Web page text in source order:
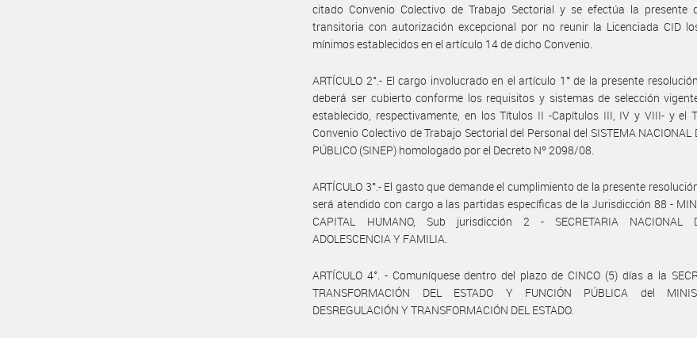
citado Convenio Colectivo de Trabajo Sectorial y se efectúa la presente
transitoria con autorización excepcional por no reunir la Licenciada CID
mínimos establecidos en el artículo 14 de dicho Convenio.
ARTÍCULO 2°.- El cargo involucrado en el artículo 1° de la presente
deberá ser cubierto conforme los requisitos y sistemas de selección
establecido, respectivamente, en los Títulos II -Capítulos III, IV y VIII- y el
Convenio Colectivo de Trabajo Sectorial del Personal del SISTEMA NACIONAL
PÚBLICO (SINEP) homologado por el Decreto Nº 2098/08.
ARTÍCULO 3°.- El gasto que demande el cumplimiento de la presente
será atendido con cargo a las partidas específicas de la Jurisdicción 88 -
CAPITAL HUMANO, Sub jurisdicción 2 - SECRETARIA NACIONAL
ADOLESCENCIA Y FAMILIA.
ARTÍCULO 4°. - Comuníquese dentro del plazo de CINCO (5) días a la
TRANSFORMACIÓN DEL ESTADO Y FUNCIÓN PÚBLICA del
DESREGULACIÓN Y TRANSFORMACIÓN DEL ESTADO.